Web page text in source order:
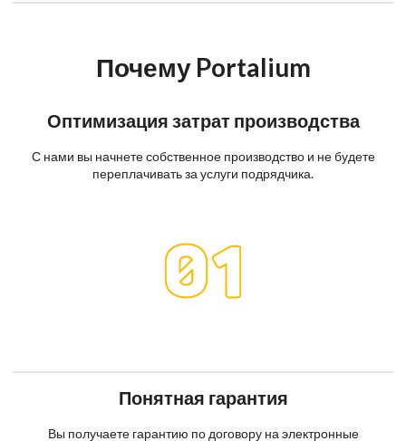
Почему Portalium
Оптимизация затрат производства
С нами вы начнете собственное производство и не будете
переплачивать за услуги подрядчика.
Понятная гарантия
Вы получаете гарантию по договору на электронные